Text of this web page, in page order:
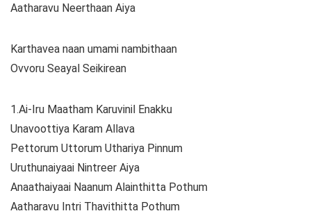
Aatharavu Neerthaan Aiya
Karthavea naan umami nambithaan
Ovvoru Seayal Seikirean
1.Ai-Iru Maatham Karuvinil Enakku
Unavoottiya Karam Allava
Pettorum Uttorum Uthariya Pinnum
Uruthunaiyaai Nintreer Aiya
Anaathaiyaai Naanum Alainthitta Pothum
Aatharavu Intri Thavithitta Pothum